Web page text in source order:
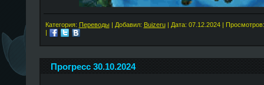
Категория: Переводы| Добавил: Buizeru| Дата: 07.12.2024|
|
Прогресс 30.10.2024